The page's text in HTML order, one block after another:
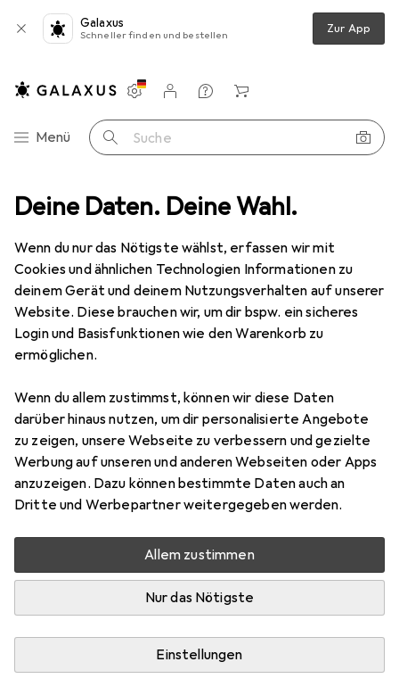
Deine Daten. Deine Wahl.
Wenn du nur das Nötigste wählst, erfassen wir mit
Cookies und ähnlichen Technologien Informationen zu
deinem Gerät und deinem Nutzungsverhalten auf unserer
Website. Diese brauchen wir, um dir bspw. ein sicheres
Login und Basisfunktionen wie den Warenkorb zu
ermöglichen.
Wenn du allem zustimmst, können wir diese Daten
darüber hinaus nutzen, um dir personalisierte Angebote
zu zeigen, unsere Webseite zu verbessern und gezielte
Werbung auf unseren und anderen Webseiten oder Apps
anzuzeigen. Dazu können bestimmte Daten auch an
Dritte und Werbepartner weitergegeben werden.
Allem zustimmen
Nur das Nötigste
Einstellungen
Galaxus
Schneller finden und bestellen Zur App
Navigation nach Kategorien
Menü Suche
Einstellungen
Kundenkonto
Vergleichslisten
Merklisten
Warenkorb
Bekleidung Jacken Winterjacken Brandit M65 Giant
18 Bilder
BranditM65 Giant
Preis in EUR inkl. MwSt.
EUR
115,45
6
Bewertungen Marke
Mehr von Brandit
Zwischen Do, 13.8. und Mo, 17.8. geliefert
Mehr als 10 Stück an Lager beim Drittanbieter
Lieferort angeben für genaue Lieferzeit
FR